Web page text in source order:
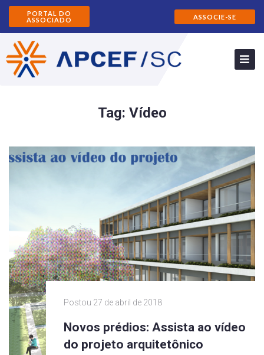
PORTAL DO
ASSOCIADO
ASSOCIE-SE
Tag: Vídeo
Postou 27 de abril de 2018
Novos prédios: Assista ao vídeo
do projeto arquitetônico